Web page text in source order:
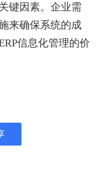
键因素。企业需
来确保系统的成
信息化管理的价